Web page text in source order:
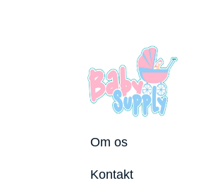
Om os
Kontakt
Bedste Bidering 2026